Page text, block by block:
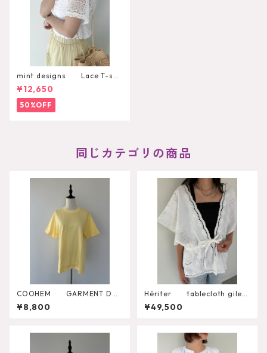
mint designs Lace T-shi
rts
¥12,650
50%OFF
同じカテゴリの商品
COOHEM GARMENT DYE
D SOLID T-SHIRT（Short Sle
eve Crew）
¥8,800
Hériter tablecloth gilet
H0-00-3102
¥49,500